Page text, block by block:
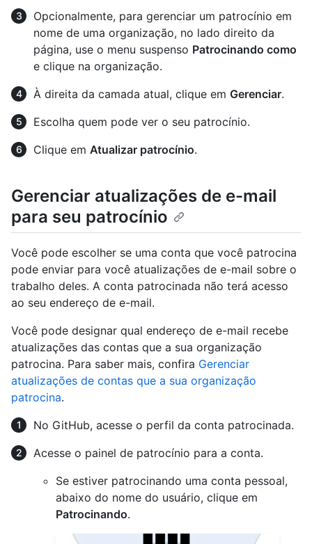
Opcionalmente, para gerenciar um patrocínio em
nome de uma organização, no lado direito da
página, use o menu suspenso Patrocinando como
e clique na organização.
À direita da camada atual, clique em Gerenciar.
Escolha quem pode ver o seu patrocínio.
Clique em Atualizar patrocínio.
Gerenciar atualizações de e-mail
para seu patrocínio
Você pode escolher se uma conta que você patrocina
pode enviar para você atualizações de e-mail sobre o
trabalho deles. A conta patrocinada não terá acesso
ao seu endereço de e-mail.
Você pode designar qual endereço de e-mail recebe
atualizações das contas que a sua organização
patrocina. Para saber mais, confira Gerenciar
atualizações de contas que a sua organização
patrocina.
No GitHub, acesse o perfil da conta patrocinada.
Acesse o painel de patrocínio para a conta.
Se estiver patrocinando uma conta pessoal,
abaixo do nome do usuário, clique em
Patrocinando.